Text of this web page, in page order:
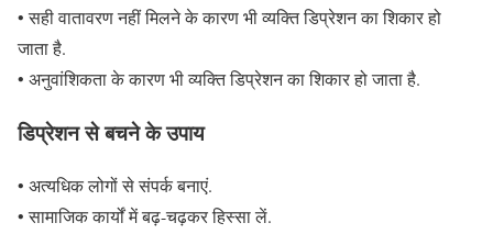
• सही वातावरण नहीं मिलने के कारण भी व्यक्ति डिप्रेशन का शिकार हो
जाता है.
• अनुवांशिकता के कारण भी व्यक्ति डिप्रेशन का शिकार हो जाता है.
डिप्रेशन से बचने के उपाय
• अत्यधिक लोगों से संपर्क बनाएं.
• सामाजिक कार्यों में बढ़-चढ़कर हिस्सा लें.